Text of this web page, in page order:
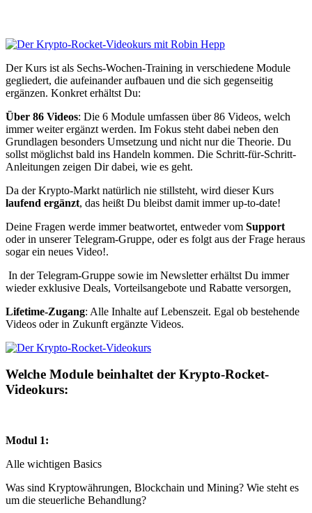
Der Kurs ist als Sechs-Wochen-Training in verschiedene Module
gegliedert, die aufeinander aufbauen und die sich gegenseitig
ergänzen. Konkret erhältst Du:
​Über 86 Videos: Die 6 Module umfassen über 86 Videos, welch
immer weiter ergänzt werden. Im Fokus steht dabei neben den
Grundlagen besonders Umsetzung und nicht nur die Theorie. Du
sollst möglichst bald ins Handeln kommen. Die Schritt-für-Schritt-
Anleitungen zeigen Dir dabei, wie es geht.
Da der Krypto-Markt natürlich nie stillsteht, wird dieser Kurs
laufend ergänzt, das heißt Du bleibst damit immer up-to-date!
Deine Fragen werde immer beatwortet, entweder vom Support
oder in unserer Telegram-Gruppe, oder es folgt aus der Frage heraus
sogar ein neues Video!.
​ In der Telegram-Gruppe sowie im Newsletter erhältst Du immer
wieder exklusive Deals, Vorteilsangebote und Rabatte versorgen,
Lifetime-Zugang: Alle Inhalte auf Lebenszeit. Egal ob bestehende
Videos oder in Zukunft ergänzte Videos.
Welche Module beinhaltet der Krypto-Rocket-
Videokurs:
Modul 1:
Alle wichtigen Basics
Was sind Kryptowährungen, Blockchain und Mining? Wie steht es
um die steuerliche Behandlung?